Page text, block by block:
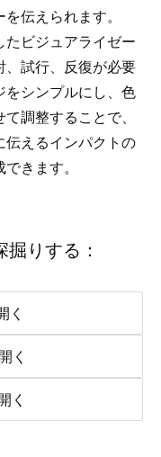
伝えられます。
ビジュアライゼー
、試行、反復が必要
をシンプルにし、色
調整することで、
伝えるインパクトの
きます。
りする：
く
く
く